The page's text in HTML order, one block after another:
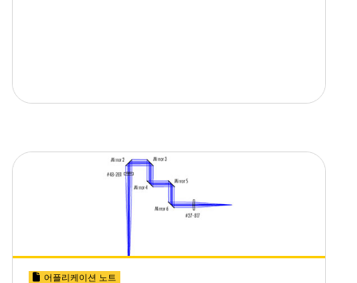
어플리케이션 노트